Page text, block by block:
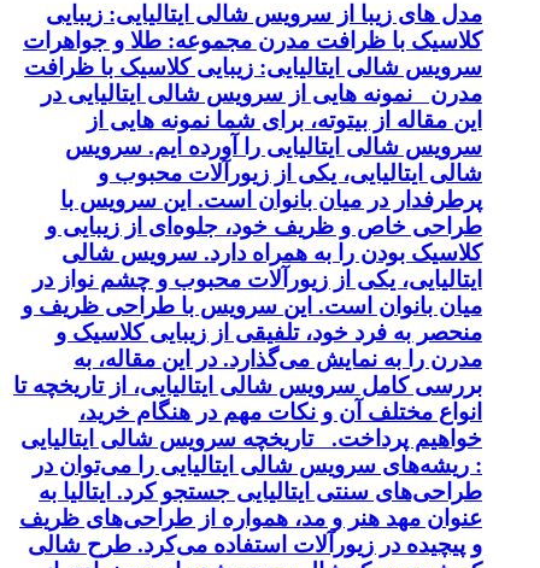
مدل های زیبا از سرویس شالی ایتالیایی: زیبایی
کلاسیک با ظرافت مدرن مجموعه: طلا و جواهرات
سرویس شالی ایتالیایی: زیبایی کلاسیک با ظرافت
مدرن نمونه هایی از سرویس شالی ایتالیایی در
این مقاله از بیتوته، برای شما نمونه هایی از
سرویس شالی ایتالیایی را آورده ایم. سرویس
شالی ایتالیایی، یکی از زیورآلات محبوب و
پرطرفدار در میان بانوان است. این سرویس با
طراحی خاص و ظریف خود، جلوه‌ای از زیبایی و
کلاسیک بودن را به همراه دارد. سرویس شالی
ایتالیایی، یکی از زیورآلات محبوب و چشم نواز در
میان بانوان است. این سرویس با طراحی ظریف و
منحصر به فرد خود، تلفیقی از زیبایی کلاسیک و
مدرن را به نمایش می‌گذارد. در این مقاله، به
بررسی کامل سرویس شالی ایتالیایی، از تاریخچه تا
انواع مختلف آن و نکات مهم در هنگام خرید،
خواهیم پرداخت. تاریخچه سرویس شالی ایتالیایی
: ریشه‌های سرویس شالی ایتالیایی را می‌توان در
طراحی‌های سنتی ایتالیایی جستجو کرد. ایتالیا به
عنوان مهد هنر و مد، همواره از طراحی‌های ظریف
و پیچیده در زیورآلات استفاده می‌کرد. طرح شالی